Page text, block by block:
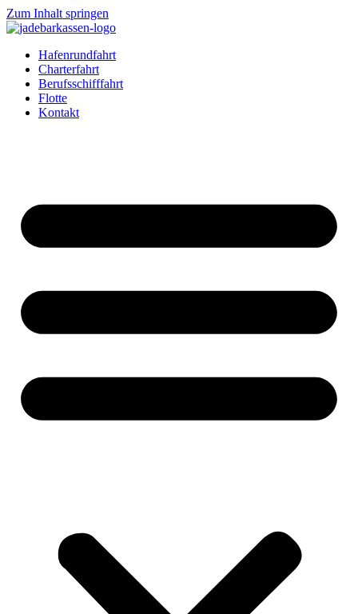
Zum Inhalt springen
Hafenrundfahrt
Charterfahrt
Berufsschifffahrt
Flotte
Kontakt